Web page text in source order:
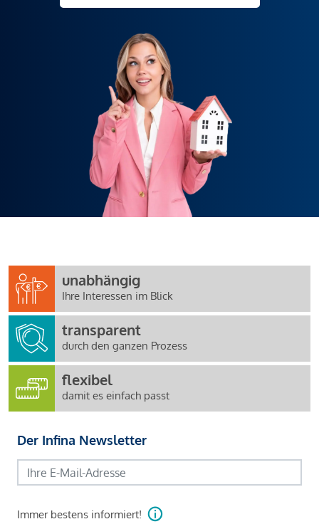
unabhängig
Ihre Interessen im Blick
transparent
durch den ganzen Prozess
flexibel
damit es einfach passt
Der Infina Newsletter
Immer bestens informiert!